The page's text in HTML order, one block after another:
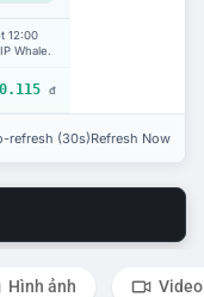
12:00
Whale.
đ
refresh (30s)Refresh Now
Hình ảnh Video